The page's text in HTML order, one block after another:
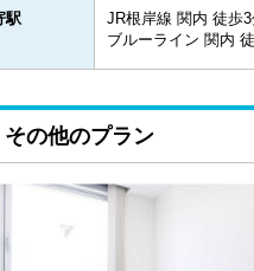
駅
JR根岸線 関内 徒歩
ブルーライン 関内
その他のプラン